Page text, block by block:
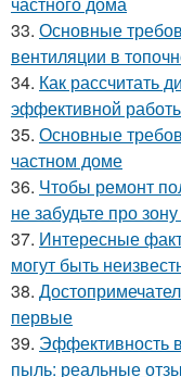
33. Основные
вентиляции в
34. Как рассчитать
эффективной
35. Основные
частном доме
36. Чтобы ремонт
не забудьте про
37. Интересные
могут быть
38.
первые
39. Эффективность
пыль: реальные